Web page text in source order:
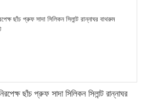
ছাঁচ প্রুফ সাদা সিলিকন সিলান্ট রান্নাঘর